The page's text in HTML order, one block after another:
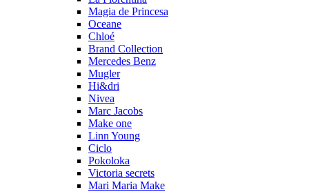
Magia de Princesa
Oceane
Chloé
Brand Collection
Mercedes Benz
Mugler
Hi&dri
Nivea
Marc Jacobs
Make one
Linn Young
Ciclo
Pokoloka
Victoria secrets
Mari Maria Make